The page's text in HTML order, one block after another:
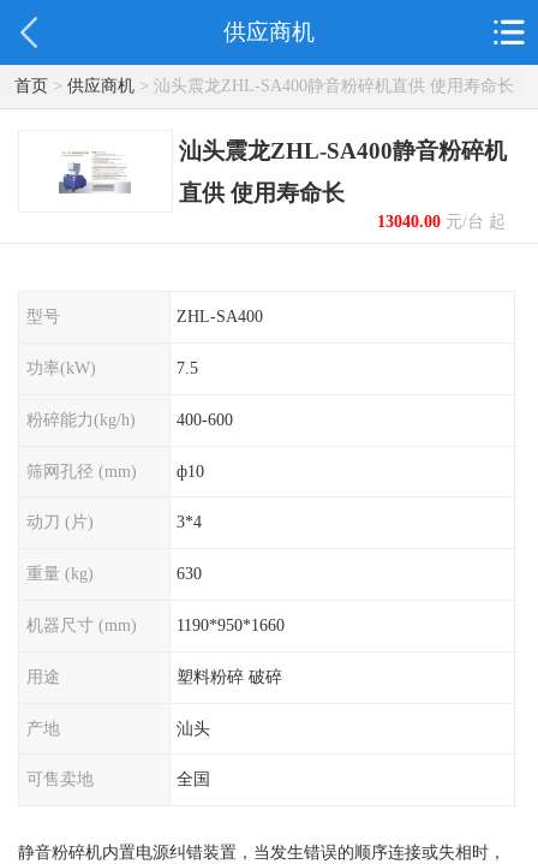
供应商机
首页> 供应商机> 汕头震龙ZHL-SA400静音粉碎机直供 使用寿命长
汕头震龙ZHL-SA400静音粉碎机
直供 使用寿命长
13040.00元/台 起
型号 ZHL-SA400
功率(kW) 7.5
粉碎能力(kg/h) 400-600
筛网孔径 (mm) ф10
动刀 (片) 3*4
重量 (kg) 630
机器尺寸 (mm) 1190*950*1660
用途 塑料粉碎 破碎
产地 汕头
可售卖地 全国
静音粉碎机内置电源纠错装置，当发生错误的顺序连接或失相时，